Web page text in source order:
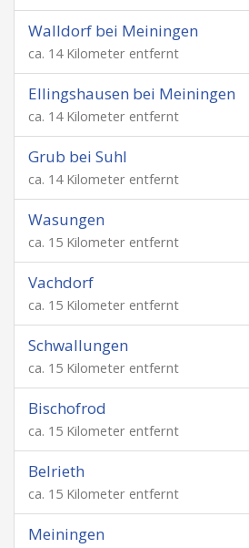
Walldorf bei Meiningen
ca. 14 Kilometer entfernt
Ellingshausen bei Meiningen
ca. 14 Kilometer entfernt
Grub bei Suhl
ca. 14 Kilometer entfernt
Wasungen
ca. 15 Kilometer entfernt
Vachdorf
ca. 15 Kilometer entfernt
Schwallungen
ca. 15 Kilometer entfernt
Bischofrod
ca. 15 Kilometer entfernt
Belrieth
ca. 15 Kilometer entfernt
Meiningen